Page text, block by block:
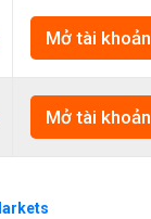
Mở tài khoản
Mở tài khoản